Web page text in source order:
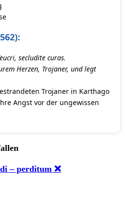
secludite curas.
Herzen, Trojaner, und legt
Trojaner in Karthago
Angst vor der ungewissen
– perditum ❌